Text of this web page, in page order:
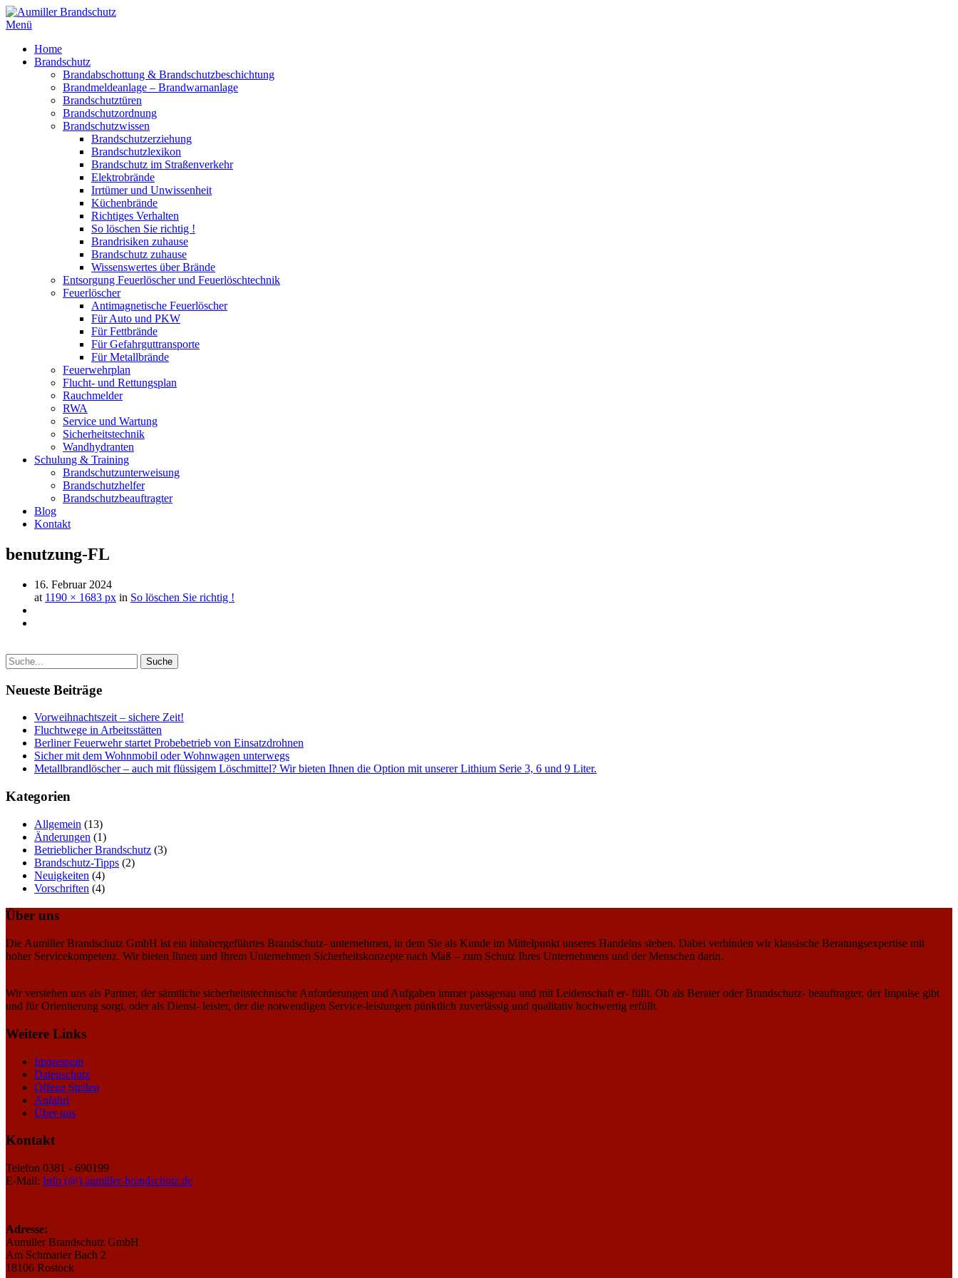
Menü
Home
Brandschutz
Brandabschottung & Brandschutzbeschichtung
Brandmeldeanlage – Brandwarnanlage
Brandschutztüren
Brandschutzordnung
Brandschutzwissen
Brandschutzerziehung
Brandschutzlexikon
Brandschutz im Straßenverkehr
Elektrobrände
Irrtümer und Unwissenheit
Küchenbrände
Richtiges Verhalten
So löschen Sie richtig !
Brandrisiken zuhause
Brandschutz zuhause
Wissenswertes über Brände
Entsorgung Feuerlöscher und Feuerlöschtechnik
Feuerlöscher
Antimagnetische Feuerlöscher
Für Auto und PKW
Für Fettbrände
Für Gefahrguttransporte
Für Metallbrände
Feuerwehrplan
Flucht- und Rettungsplan
Rauchmelder
RWA
Service und Wartung
Sicherheitstechnik
Wandhydranten
Schulung & Training
Brandschutz­unterweisung
Brandschutzhelfer
Brandschutzbeauftragter
Blog
Kontakt
benutzung-FL
16. Februar 2024
at 1190 × 1683 px in So löschen Sie richtig !
Neueste Beiträge
Vorweihnachtszeit – sichere Zeit!
Fluchtwege in Arbeitsstätten
Berliner Feuerwehr startet Probebetrieb von Einsatzdrohnen
Sicher mit dem Wohnmobil oder Wohnwagen unterwegs
Metallbrandlöscher – auch mit flüssigem Löschmittel? Wir bieten Ihnen die Option mit unserer Lithium Serie 3, 6 und 9 Liter.
Kategorien
Allgemein (13)
Änderungen (1)
Betrieblicher Brandschutz (3)
Brandschutz-Tipps (2)
Neuigkeiten (4)
Vorschriften (4)
Über uns
Die Aumiller Brandschutz GmbH ist ein inhabergeführtes Brandschutz- unternehmen, in dem Sie als Kunde im Mittelpunkt unseres Handelns stehen. Dabei verbinden wir klassische Beratungsexpertise mit
hoher Servicekompetenz. Wir bieten Ihnen und Ihrem Unternehmen Sicherheitskonzepte nach Maß – zum Schutz Ihres Unternehmens und der Menschen darin.
Wir verstehen uns als Partner, der sämtliche sicherheitstechnische Anforderungen und Aufgaben immer passgenau und mit Leidenschaft er- füllt. Ob als Berater oder Brandschutz- beauftragter, der Impulse gibt
und für Orientierung sorgt, oder als Dienst- leister, der die notwendigen Service-leistungen pünktlich zuverlässig und qualitativ hochwertig erfüllt.
Weitere Links
Impressum
Datenschutz
Offene Stellen
Anfahrt
Über uns
Kontakt
Telefon 0381 - 690199
E-Mail: Info (@) aumiller-brandschutz.de
Adresse:
Aumiller Brandschutz GmbH
Am Schmarler Bach 2
18106 Rostock